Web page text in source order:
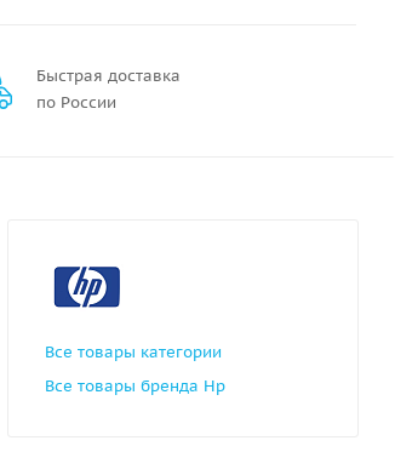
Быстрая доставка
по России
Все товары категории
Все товары бренда Hp